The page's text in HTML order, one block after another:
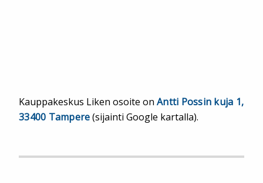
Kauppakeskus Liken osoite on Antti Possin kuja 1,
33400 Tampere(sijainti Google kartalla).